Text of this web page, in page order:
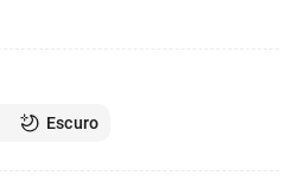
Escuro